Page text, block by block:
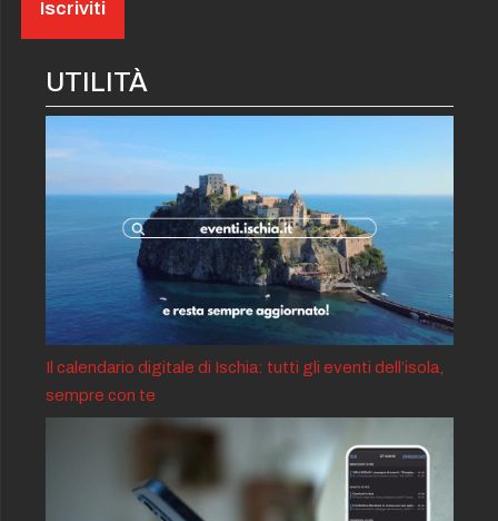
UTILITÀ
Il calendario digitale di Ischia: tutti gli eventi dell’isola,
sempre con te